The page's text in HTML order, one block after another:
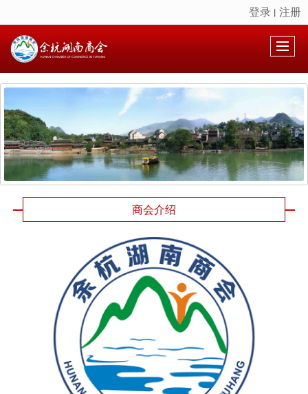
很遗憾，因您的浏览器版本过低导致无法获得最佳浏览体验，推荐下载安装谷歌浏览器！
登录 丨 注册
商会介绍